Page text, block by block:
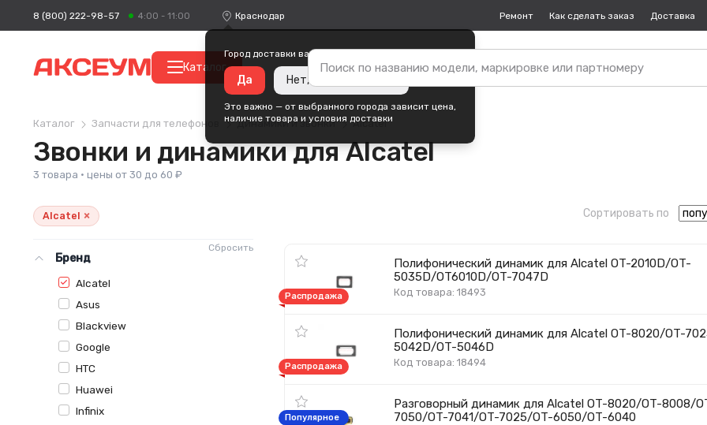
8 (800) 222-98-57 4:00 - 11:00 Краснодар
Город доставки ваших покупок —
Да Нет, изменить город
Это важно — от выбранного города зависит цена,
наличие товара и условия доставки
Ремонт Как сделать заказ Доставка
Каталог
Каталог Запчасти для телефонов Динамики и звонки Alcatel
Звонки и динамики для Alcatel
3 товара · цены от 30 до 60 ₽
Alcatel ×
Сбросить
Бренд
Alcatel
Asus
Blackview
Google
HTC
Huawei
Infinix
Сортировать по
Полифонический динамик для Alcatel OT-2010D/OT-
5035D/OT6010D/OT-7047D
Код товара: 18493
Распродажа
Полифонический динамик для Alcatel OT-8020/OT-
5042D/OT-5046D
Код товара: 18494
Распродажа
Разговорный динамик для Alcatel OT-8020/OT-8008/
7050/OT-7041/OT-7025/OT-6050/OT-6040
Популярное